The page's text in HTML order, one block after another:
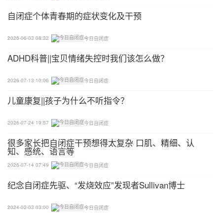
量。
通过这些措施，总体上培训似乎改善了亲子互动。研
究人员在2015年的研究中报告说，治疗组婴儿的自
需要更大规模的研究
在新研究中，研究人员评估了2岁和3岁的儿童——年
估。
训练组中有4名儿童诊断为自闭症，相比之下对照组
有2名。尽管这种差异没有统计学意义，但是，训练
自闭症个体青春期的症状变化及干预
2026-06-03 08:32 今日自闭症
ADHD科普||宝贝情绪失控时我们该怎么做？
2026-07-13 10:06 今日自闭症
儿童康复||孩子为什么不听指令？
2026-07-24 19:57 今日自闭症
很多家长把自闭症干预想得太复杂 口肌、精细、认
知、感统、语言等
2026-07-14 07:49 今日自闭症
纪念自闭症先驱、“发烧效应”发现者Sullivan博士
2024-02-03 03:00 今日自闭症